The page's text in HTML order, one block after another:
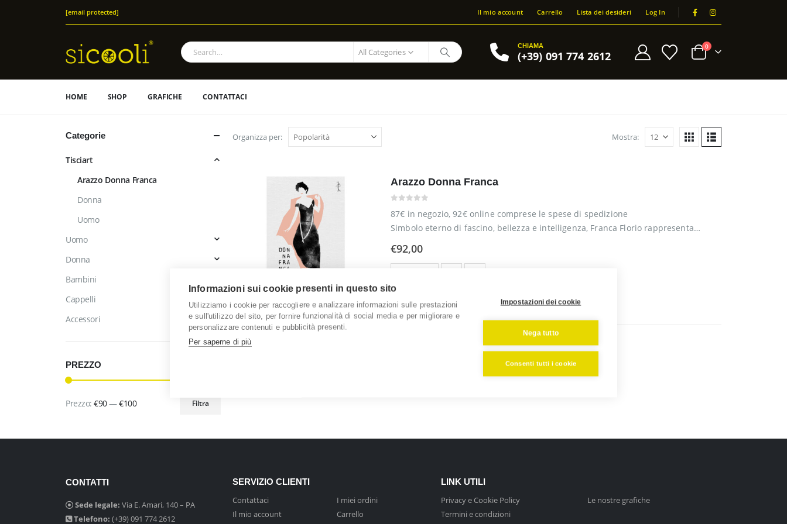
[email protected] Il mio account Carrello Lista dei desideri Log In
All Categories
CHIAMA
(+39) 091 774 2612
0
HOME SHOP GRAFICHE CONTATTACI
Organizza per: Mostra:
Arazzo Donna Franca
87€ in negozio, 92€ online comprese le spese di spedizione
Simbolo eterno di fascino, bellezza e intelligenza, Franca Florio rappresenta
€92,00
Questo
prodotto
più
del
Mostra:
Categorie
Tisciart
Arazzo Donna Franca
Donna
Uomo
Uomo
Donna
Bambini
Cappelli
Accessori
PREZZO
Filtra
Prezzo:€90—€100
CONTATTI
Sede legale: Via E. Amari, 140 – PA
Telefono: (+39) 091 774 2612
SERVIZIO CLIENTI
Contattaci
Il mio account
I miei ordini
Carrello
LINK UTILI
Privacy e Cookie Policy
Termini e condizioni
Le nostre grafiche
Informazioni sui cookie presenti in questo sito
Utilizziamo i cookie per raccogliere e analizzare informazioni sulle prestazioni
e sull'utilizzo del sito, per fornire funzionalità di social media e per migliorare e
personalizzare contenuti e pubblicità presenti.
Per saperne di più
Impostazioni dei cookie
Nega tutto
Consenti tutti i cookie